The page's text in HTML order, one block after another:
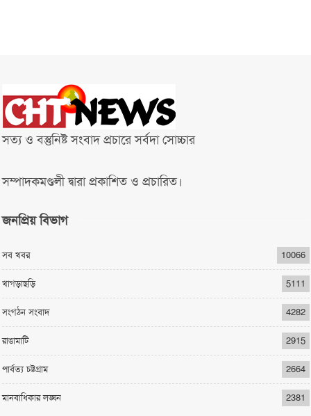
সত্য ও বস্তুনিষ্ট সংবাদ প্রচারে সর্বদা সোচ্চার
সম্পাদকমণ্ডলী দ্বারা প্রকাশিত ও প্রচারিত।
জনপ্রিয় বিভাগ
সব খবর 10066
খাগড়াছড়ি 5111
সংগঠন সংবাদ 4282
রাঙামাটি 2915
পার্বত্য চট্টগ্রাম 2664
মানবাধিকার লঙ্ঘন 2381